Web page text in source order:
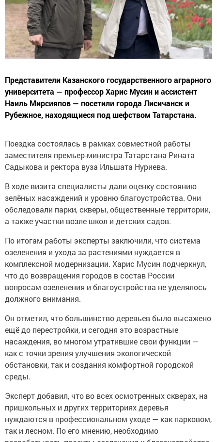
Представители Казанского государственного аграрного
университета — профессор Харис Мусин и ассистент
Наиль Мирсияпов — посетили города Лисичанск и
Рубежное, находящиеся под шефством Татарстана.
Поездка состоялась в рамках совместной работы
заместителя премьер-министра Татарстана Рината
Садыкова и ректора вуза Ильшата Нуриева.
В ходе визита специалисты дали оценку состоянию
зелёных насаждений и уровню благоустройства. Они
обследовали парки, скверы, общественные территории,
а также участки возле школ и детских садов.
По итогам работы эксперты заключили, что система
озеленения и ухода за растениями нуждается в
комплексной модернизации. Харис Мусин подчеркнул,
что до возвращения городов в состав России
вопросам озеленения и благоустройства не уделялось
должного внимания.
Он отметил, что большинство деревьев было высажено
ещё до перестройки, и сегодня это возрастные
насаждения, во многом утратившие свои функции —
как с точки зрения улучшения экологической
обстановки, так и создания комфортной городской
среды.
Эксперт добавил, что во всех осмотренных скверах, на
пришкольных и других территориях деревья
нуждаются в профессиональном уходе — как парковом,
так и лесном. По его мнению, необходимо